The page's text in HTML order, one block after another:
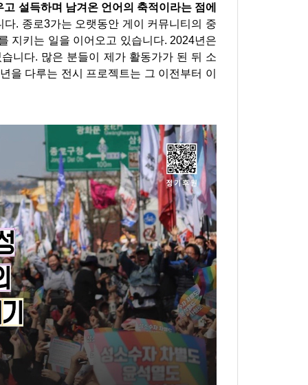
설득하며 남겨온 언어의 축적이라는 점에
. 종로3가는 오랫동안 게이 커뮤니티의 중
지키는 일을 이어오고 있습니다. 2024년은
니다. 많은 분들이 제가 활동가가 된 뒤 소
을 다루는 전시 프로젝트는 그 이전부터 이